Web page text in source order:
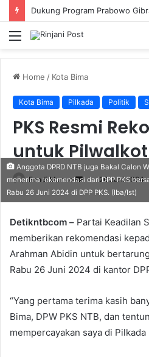
Menu
Home / Kota Bima
Kota Bima Pilkada Politik
PKS Resmi
untuk
Fendi Marero
Send
an
26 Juni 2024
Anggota DPRD NTB juga Bakal Calon
menerima rekomendasi dari DPP PKS
Rabu 26 Juni 2024 di DPP PKS. (Iba/Ist)
Detikntbcom – Partai Keadilan
memberikan rekomendasi
Arahman Abidin untuk
Rabu 26 Juni 2024 di kantor
“Yang pertama terima kasih
Bima, DPW PKS NTB, dan
mempercayakan saya di Pilkada